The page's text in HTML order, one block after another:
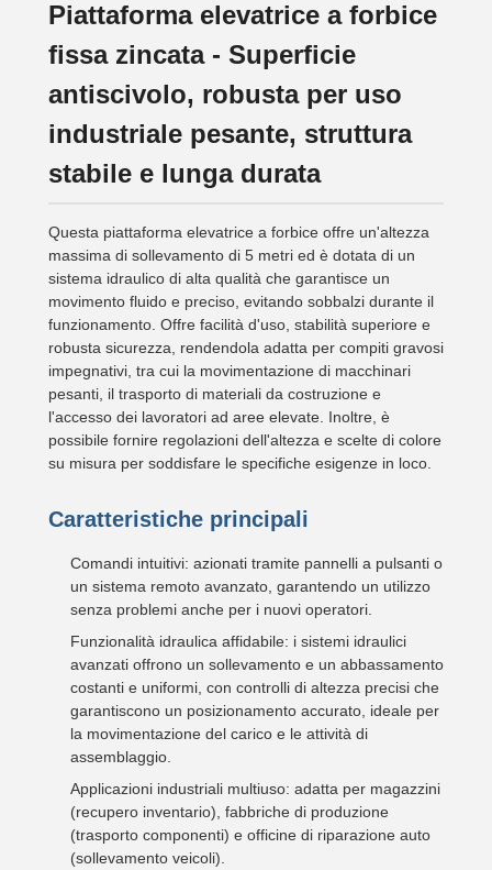
Piattaforma elevatrice a forbice
fissa zincata - Superficie
antiscivolo, robusta per uso
industriale pesante, struttura
stabile e lunga durata
Questa piattaforma elevatrice a forbice offre un'altezza
massima di sollevamento di 5 metri ed è dotata di un
sistema idraulico di alta qualità che garantisce un
movimento fluido e preciso, evitando sobbalzi durante il
funzionamento. Offre facilità d'uso, stabilità superiore e
robusta sicurezza, rendendola adatta per compiti gravosi
impegnativi, tra cui la movimentazione di macchinari
pesanti, il trasporto di materiali da costruzione e
l'accesso dei lavoratori ad aree elevate. Inoltre, è
possibile fornire regolazioni dell'altezza e scelte di colore
su misura per soddisfare le specifiche esigenze in loco.
Caratteristiche principali
Comandi intuitivi: azionati tramite pannelli a pulsanti o
un sistema remoto avanzato, garantendo un utilizzo
senza problemi anche per i nuovi operatori.
Funzionalità idraulica affidabile: i sistemi idraulici
avanzati offrono un sollevamento e un abbassamento
costanti e uniformi, con controlli di altezza precisi che
garantiscono un posizionamento accurato, ideale per
la movimentazione del carico e le attività di
assemblaggio.
Applicazioni industriali multiuso: adatta per magazzini
(recupero inventario), fabbriche di produzione
(trasporto componenti) e officine di riparazione auto
(sollevamento veicoli).